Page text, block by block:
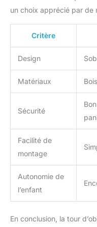
un choix apprécié par de
Critère
Design
Matériaux
Sécurité
Facilité de
montage
Autonomie de
l’enfant
En conclusion, la tour